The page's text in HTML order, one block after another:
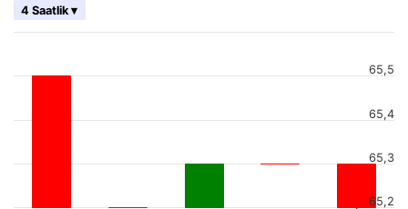
4 Saatlik ▾
65,2
65,3
65,4
65,5